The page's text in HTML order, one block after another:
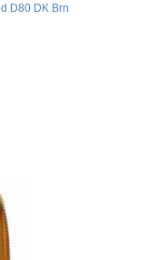
D80 DK Brn